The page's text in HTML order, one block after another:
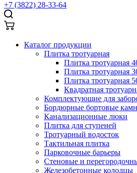
+7 (3822) 28-33-64
Каталог продукции
Плитка тротуарная
Плитка тротуарная
Плитка тротуарная
Плитка тротуарная
Квадратная
Комплектующие для
Бордюрные бортовые
Канализационные люки
Плитка для ступеней
Тротуарный водосток
Тактильная плитка
Парковочные барьеры
Стеновые и
Железобетонные колодцы